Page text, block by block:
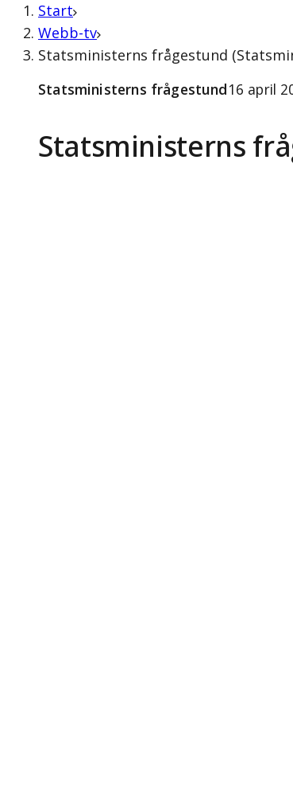
Start
Webb-tv
Statsministerns frågestund
Statsministerns
Statsministerns frågestund16 april